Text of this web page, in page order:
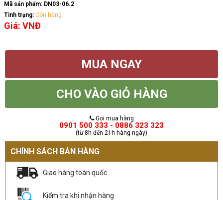
Mã sản phẩm: DN03-06.2
Tình trạng: Còn hàng
Giá: VNĐ
MUA NGAY
CHO VÀO GIỎ HÀNG
Gọi mua hàng
0901 500 333 - 0886 323 323
(từ 8h đến 21h hàng ngày)
CHÍNH SÁCH BÁN HÀNG
Giao hàng toàn quốc
Kiểm tra khi nhận hàng